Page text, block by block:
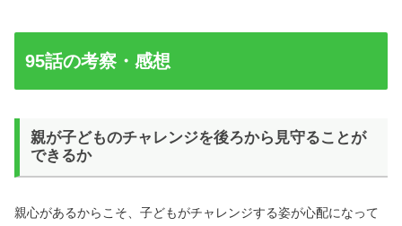
95話の考察・感想
親が子どものチャレンジを後ろから見守ることが
できるか
親心があるからこそ、子どもがチャレンジする姿が心配になって